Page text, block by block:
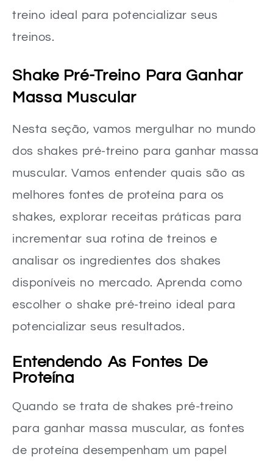
treino ideal para potencializar seus
treinos.
Shake Pré-Treino Para Ganhar
Massa Muscular
Nesta seção, vamos mergulhar no mundo
dos shakes pré-treino para ganhar massa
muscular. Vamos entender quais são as
melhores fontes de proteína para os
shakes, explorar receitas práticas para
incrementar sua rotina de treinos e
analisar os ingredientes dos shakes
disponíveis no mercado. Aprenda como
escolher o shake pré-treino ideal para
potencializar seus resultados.
Entendendo As Fontes De
Proteína
Quando se trata de shakes pré-treino
para ganhar massa muscular, as fontes
de proteína desempenham um papel